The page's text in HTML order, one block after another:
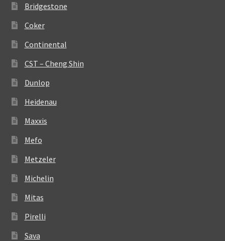
Bridgestone
Coker
Continental
CST – Cheng Shin
Dunlop
Heidenau
Maxxis
Mefo
Metzeler
Michelin
Mitas
Pirelli
Sava